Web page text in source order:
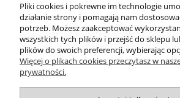
O firmie
(c)2015-2022 Sklep internetowy Higieniczny.pl -
Wyposażenie toalet publicznych (suszarka do rąk;
łazienek dla osób niepełnosprawnych (poręcze i
zastrzeżone. Zakaz kopiowania i powielania
Pliki cookies i pokrewne im technologie
działanie strony i pomagają nam
potrzeb. Możesz zaakceptować
wszystkich tych plików i przejść do sklepu
plików do swoich preferencji, wybierając
Więcej o plikach cookies przeczytasz w
prywatności.